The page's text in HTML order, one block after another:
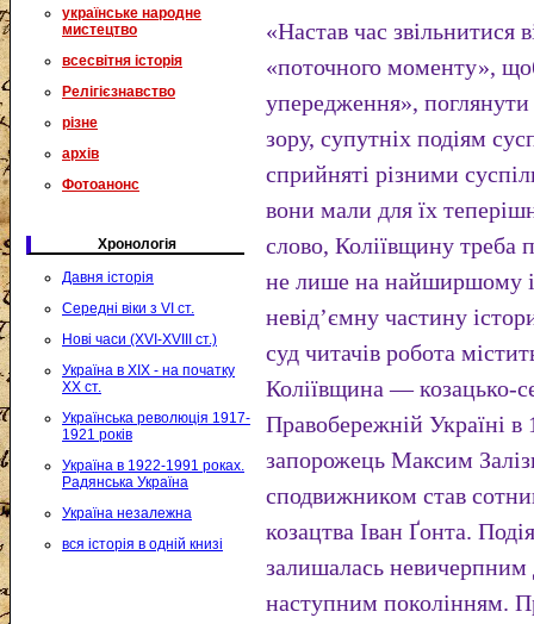
українське народне
мистецтво
всесвітня історія
Релігієзнавство
різне
архів
Фотоанонс
Хронологія
Давня історія
Середні віки з VI ст.
Нові часи (XVI-XVIII ст.)
Україна в XIX - на початку
XX ст.
Українська революція 1917-
1921 років
Україна в 1922-1991 роках.
Радянська Україна
Україна незалежна
вся історія в одній книзі
«Настав час звільнитися
«поточного моменту»,
упередження»,
зору, супутніх подіям
сприйняті різними
вони мали для їх
слово, Коліївщину треба
не лише на найширшому
невід’ємну частину
суд читачів робота
Коліївщина — козацько-
Правобережній Україні
запорожець Максим
сподвижником став
козацтва Іван Ґонта.
залишалась невичерпним
наступним поколінням.